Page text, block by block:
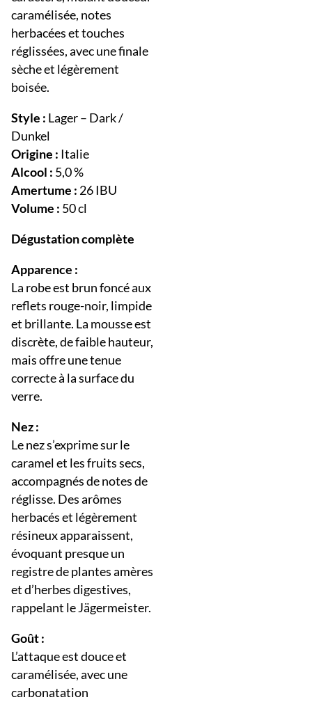
caramélisée, notes
herbacées et touches
réglissées, avec une finale
sèche et légèrement
boisée.
Style : Lager – Dark /
Dunkel
Origine : Italie
Alcool : 5,0 %
Amertume : 26 IBU
Volume : 50 cl
Dégustation complète
Apparence :
La robe est brun foncé aux
reflets rouge-noir, limpide
et brillante. La mousse est
discrète, de faible hauteur,
mais offre une tenue
correcte à la surface du
verre.
Nez :
Le nez s’exprime sur le
caramel et les fruits secs,
accompagnés de notes de
réglisse. Des arômes
herbacés et légèrement
résineux apparaissent,
évoquant presque un
registre de plantes amères
et d’herbes digestives,
rappelant le Jägermeister.
Goût :
L’attaque est douce et
caramélisée, avec une
carbonatation